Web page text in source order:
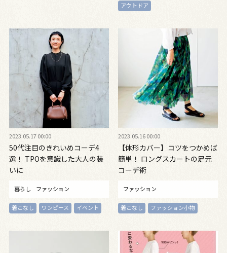
アウトドア
2023.05.17 00:00
50代注目のきれいめコーデ4
選！ TPOを意識した大人の装
いに
暮らし ファッション
着こなし ワンピース イベント
2023.05.16 00:00
【体形カバー】コツをつかめば
簡単！ ロングスカートの足元
コーデ術
ファッション
着こなし ファッション小物